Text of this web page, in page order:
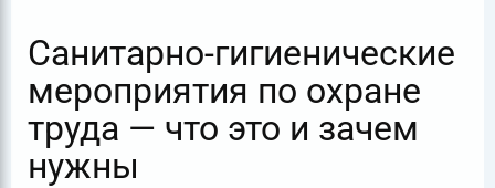
Санитарно-гигиенические
мероприятия по охране
труда — что это и зачем
нужны